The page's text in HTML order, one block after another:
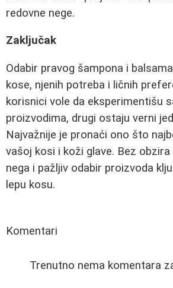
redovne nege.
Zaključak
Odabir pravog šampona i
kose, njenih potreba i ličnih
korisnici vole da eksperimentišu
proizvodima, drugi ostaju verni
Najvažnije je pronaći ono što
vašoj kosi i koži glave. Bez
nega i pažljiv odabir proizvoda
lepu kosu.
Komentari
Trenutno nema komentara